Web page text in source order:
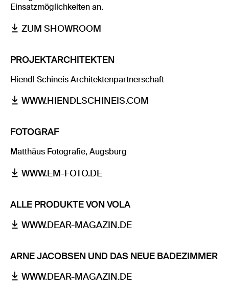
Einsatzmöglichkeiten an.
ZUM SHOWROOM
PROJEKTARCHITEKTEN
Hiendl Schineis Architektenpartnerschaft
WWW.HIENDLSCHINEIS.COM
FOTOGRAF
Matthäus Fotografie, Augsburg
WWW.EM-FOTO.DE
ALLE PRODUKTE VON VOLA
WWW.DEAR-MAGAZIN.DE
ARNE JACOBSEN UND DAS NEUE BADEZIMMER
WWW.DEAR-MAGAZIN.DE